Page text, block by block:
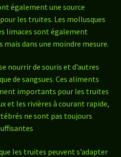
également une source
les truites. Les mollusques
limaces sont également
dans une moindre mesure.
nourrir de souris et d’autres
de sangsues. Ces aliments
importants pour les truites
et les rivières à courant rapide,
ne sont pas toujours
les truites peuvent s’adapter